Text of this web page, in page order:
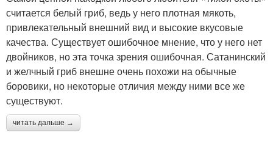
считается белый гриб, ведь у него плотная мякоть,
привлекательный внешний вид и высокие вкусовые
качества. Существует ошибочное мнение, что у него нет
двойников, но эта точка зрения ошибочная. Сатанинский
и желчный гриб внешне очень похожи на обычные
боровики, но некоторые отличия между ними все же
существуют.
читать дальше →